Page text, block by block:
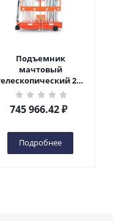
Подъемник
мачтовый
200
кг 10 м TOR GTWY10-
200S DC 2-мачтовый
(автономный) (N) в
745 966.42₽
Подробнее